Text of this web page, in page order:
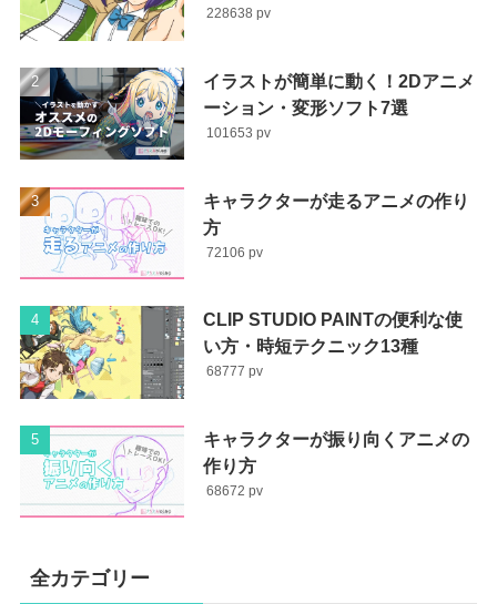
228638
イラストが簡単に動く！2Dアニメ
ーション・変形ソフト7選
101653
キャラクターが走るアニメの作り
方
72106
CLIP STUDIO PAINTの便利な使
い方・時短テクニック13種
68777
キャラクターが振り向くアニメの
作り方
68672
全カテゴリー